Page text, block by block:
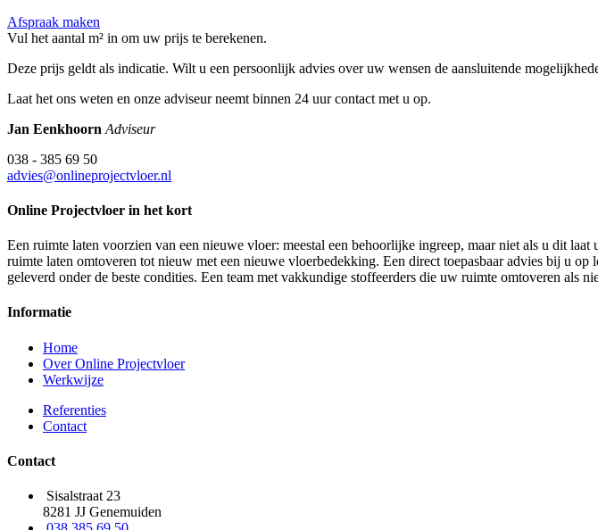
Afspraak maken
Vul het aantal m² in om uw prijs te berekenen.
Deze prijs geldt als indicatie. Wilt u een persoonlijk advies over uw wensen de aansluitende
Laat het ons weten en onze adviseur neemt binnen 24 uur contact met u op.
Jan Eenkhoorn Adviseur
038 - 385 69 50
advies@onlineprojectvloer.nl
Online Projectvloer in het kort
Een ruimte laten voorzien van een nieuwe vloer: meestal een behoorlijke ingreep, maar niet als u dit
ruimte laten omtoveren tot nieuw met een nieuwe vloerbedekking. Een direct toepasbaar advies bij u
geleverd onder de beste condities. Een team met vakkundige stoffeerders die uw ruimte omtoveren als
Informatie
Home
Over Online Projectvloer
Werkwijze
Referenties
Contact
Contact
Sisalstraat 23
8281 JJ Genemuiden